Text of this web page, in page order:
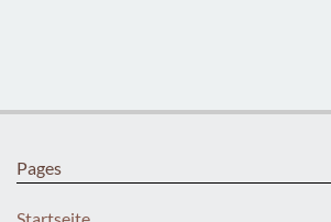
Pages
Startseite